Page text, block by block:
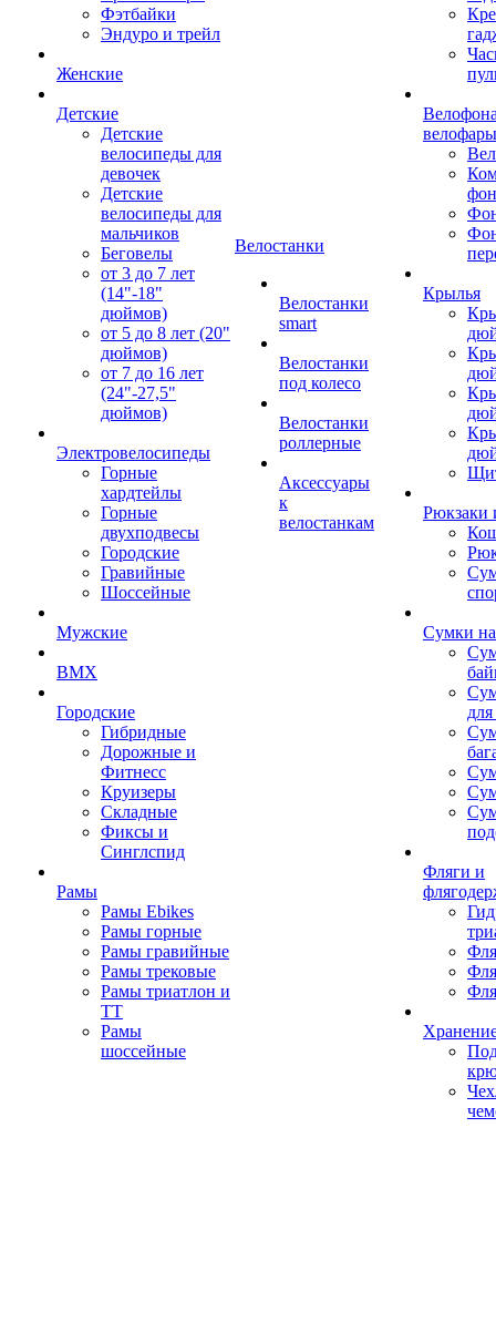
Фэтбайки
Эндуро и трейл
Женские
Детские
Детские
велосипеды для
девочек
Детские
велосипеды для
мальчиков
Беговелы
от 3 до 7 лет
(14"-18"
дюймов)
от 5 до 8 лет (20"
дюймов)
от 7 до 16 лет
(24"-27,5"
дюймов)
Электровелосипеды
Горные
хардтейлы
Горные
двухподвесы
Городские
Гравийные
Шоссейные
Мужские
BMX
Городские
Гибридные
Дорожные и
Фитнесс
Круизеры
Складные
Фиксы и
Синглспид
Рамы
Рамы Ebikes
Рамы горные
Рамы гравийные
Рамы трековые
Рамы триатлон и
ТТ
Рамы
шоссейные
Велостанки
Велостанки
smart
Велостанки
под колесо
Велостанки
роллерные
Аксессуары
к
велостанкам
велофары
Крылья
Рюкзаки
Сумки
Фляги и